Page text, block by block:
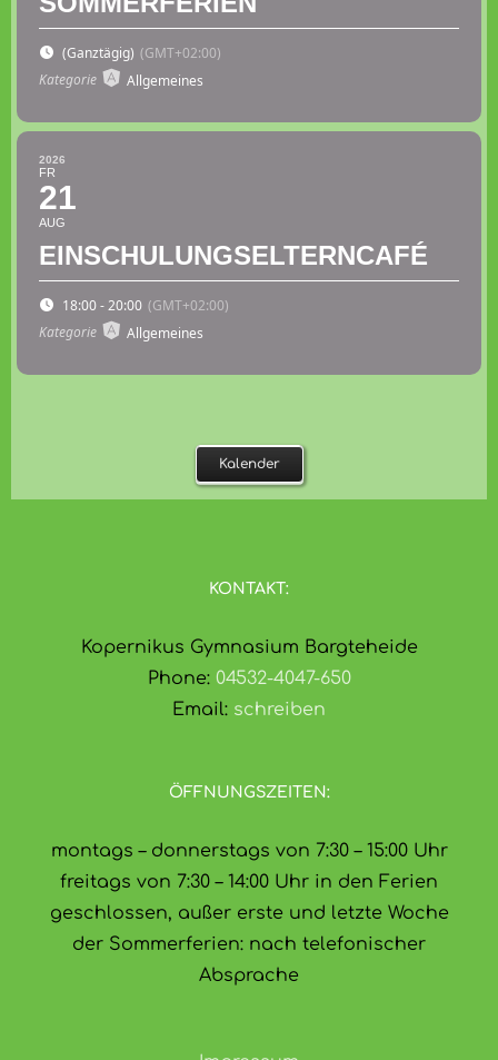
(Ganztägig) (GMT+02:00)
Kategorie
Allgemeines
2026
FR
21
AUG
EINSCHULUNGSELTERNCAFÉ
18:00 - 20:00 (GMT+02:00)
Kategorie
Allgemeines
Kalender
KONTAKT:
Kopernikus Gymnasium Bargteheide
Phone: 04532-4047-650
Email: schreiben
ÖFFNUNGSZEITEN:
montags – donnerstags von 7:30 – 15:00 Uhr
freitags von 7:30 – 14:00 Uhr in den Ferien
geschlossen, außer erste und letzte Woche
der Sommerferien: nach telefonischer
Absprache